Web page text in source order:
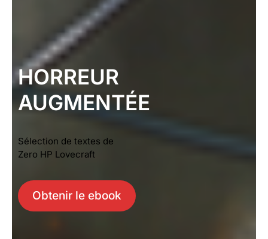
HORREUR
AUGMENTÉE
Sélection de textes de
Zero HP Lovecraft
Obtenir le ebook